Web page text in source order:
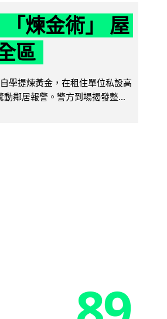
煉金術」 屋
區
學提煉黃金，在租住單位私設高
鄰居報警。警方到場揭發整...